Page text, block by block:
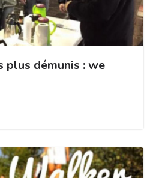
plus démunis : we